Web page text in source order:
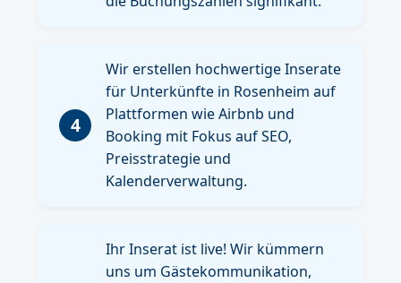
4
Wir erstellen hochwertige Inserate
für Unterkünfte in Rosenheim auf
Plattformen wie Airbnb und
Booking mit Fokus auf SEO,
Preisstrategie und
Kalenderverwaltung.
Ihr Inserat ist live! Wir kümmern
uns um Gästekommunikation,